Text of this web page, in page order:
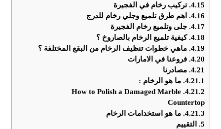
4.15. تركيب رخام في الفجيرة
4.16.
اهم طرق تلميع وجلي رخام للدرج
4.17. جلى وتلميع رخام الفجيرة
4.18. كيفية تلميع الرخام بالصاروخ ؟
4.19. ماهي خطوات تنظيف الرخام من البقع المختلفة ؟
4.20. فروعنا في الامارات
4.21. مصادرنا
4.21.1. ما هو الرخام :
4.21.2.
How to Polish a Damaged Marble
Countertop
4.21.3. ما هو استخدامات الرخام
5.
التقييم